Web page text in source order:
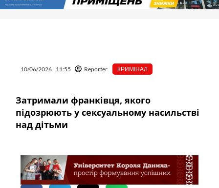
10/06/2026 11:55 Reporter КРИМІНАЛ
Затримали франківця, якого
підозрюють у сексуальному насильстві
над дітьми